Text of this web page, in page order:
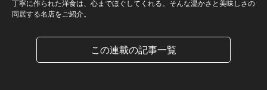
丁寧に作られた洋食は、心までほぐしてくれる。そんな温かさと美味しさの
同居する名店をご紹介。
この連載の記事一覧